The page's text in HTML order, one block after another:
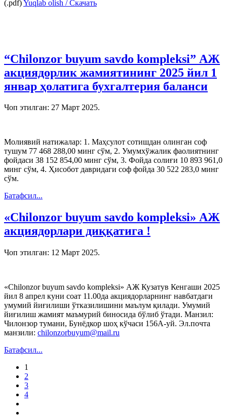
(.pdf)Yuqlab olish / Скачать
“Chilonzor buyum savdo komplеksi” АЖ
акциядорлик жамиятининг 2025 йил 1
январ ҳолатига бухгалтерия баланси
Чоп этилган: 27 Март 2025.
Молиявий натижалар: 1. Маҳсулот сотишдан олинган соф
тушум 77 468 288,00 минг сўм, 2. Умумхўжалик фаолиятнинг
фойдаси 38 152 854,00 минг сўм, 3. Фойда солиғи 10 893 961,0
минг сўм, 4. Ҳисобот давридаги соф фойда 30 522 283,0 минг
сўм.
Батафсил...
«Chilonzor buyum savdo komplеksi» АЖ
акциядорлари диққатига !
Чоп этилган: 12 Март 2025.
«Chilonzor buyum savdo komplеksi» АЖ Кузатув Кенгаши 2025
йил 8 апрел куни соат 11.00да акциядорларнинг навбатдаги
умумий йиғилиши ўтказилишини маълум қилади. Умумий
йиғилиш жамият маъмурий биносида бўлиб ўтади. Манзил:
Чилонзор тумани, Бунёдкор шоҳ кўчаси 156А-уй. Эл.почта
манзили: chilonzorbuyum@mail.ru
Батафсил...
1
2
3
4